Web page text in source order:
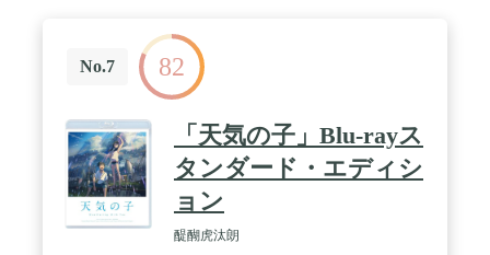
No.7 82
「天気の子」Blu-rayス
タンダード・エディシ
ョン
醍醐虎汰朗